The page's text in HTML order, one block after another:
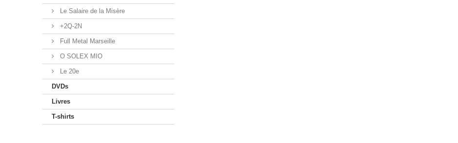
Le Salaire de la Misère
+2Q-2N
Full Metal Marseille
O SOLEX MIO
Le 20e
DVDs
Livres
T-shirts